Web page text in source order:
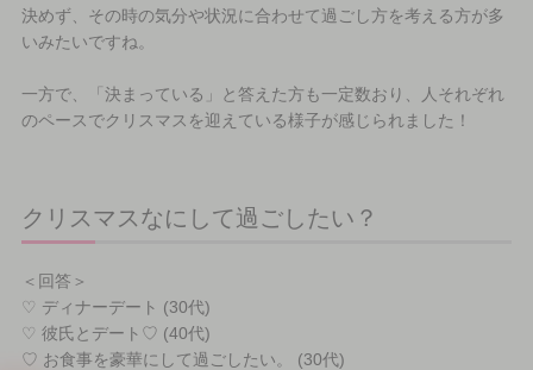
決めず、その時の気分や状況に合わせて過ごし方を考える方が多
いみたいですね。
一方で、「決まっている」と答えた方も一定数おり、人それぞれ
のペースでクリスマスを迎えている様子が感じられました！
クリスマスなにして過ごしたい？
＜回答＞
♡ ディナーデート (30代)
♡ 彼氏とデート♡ (40代)
♡ お食事を豪華にして過ごしたい。 (30代)